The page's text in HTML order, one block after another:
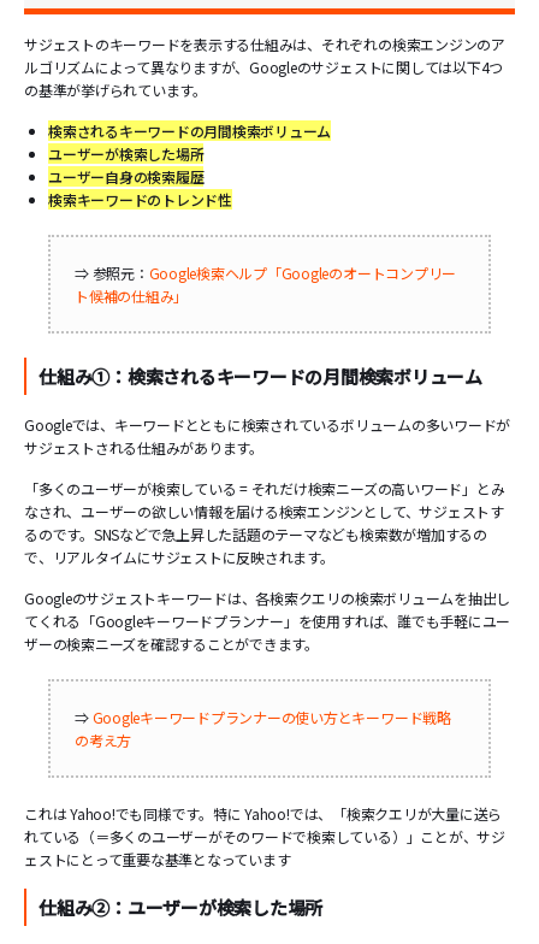
サジェストのキーワードを表示する仕組みは、それぞれの検索エンジンのア
ルゴリズムによって異なりますが、Googleのサジェストに関しては以下4つ
の基準が挙げられています。
検索されるキーワードの月間検索ボリューム
ユーザーが検索した場所
ユーザー自身の検索履歴
検索キーワードのトレンド性
⇒ 参照元： Google検索ヘルプ「Googleのオートコンプリー
ト候補の仕組み」
仕組み①：検索されるキーワードの月間検索ボリューム
Googleでは、キーワードとともに検索されているボリュームの多いワードが
サジェストされる仕組みがあります。
「多くのユーザーが検索している = それだけ検索ニーズの高いワード」とみ
なされ、ユーザーの欲しい情報を届ける検索エンジンとして、サジェストす
るのです。SNSなどで急上昇した話題のテーマなども検索数が増加するの
で、リアルタイムにサジェストに反映されます。
Googleのサジェストキーワードは、各検索クエリの検索ボリュームを抽出し
てくれる「Googleキーワードプランナー」を使用すれば、誰でも手軽にユー
ザーの検索ニーズを確認することができます。
⇒Googleキーワードプランナーの使い方とキーワード戦略
の考え方
これは Yahoo!でも同様です。特に Yahoo!では、「検索クエリが大量に送ら
れている（＝多くのユーザーがそのワードで検索している）」ことが、サジ
ェストにとって重要な基準となっています
仕組み②：ユーザーが検索した場所